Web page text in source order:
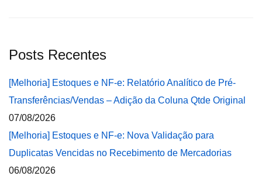
Posts Recentes
[Melhoria] Estoques e NF-e: Relatório Analítico de Pré-
Transferências/Vendas – Adição da Coluna Qtde Original
07/08/2026
[Melhoria] Estoques e NF-e: Nova Validação para
Duplicatas Vencidas no Recebimento de Mercadorias
06/08/2026